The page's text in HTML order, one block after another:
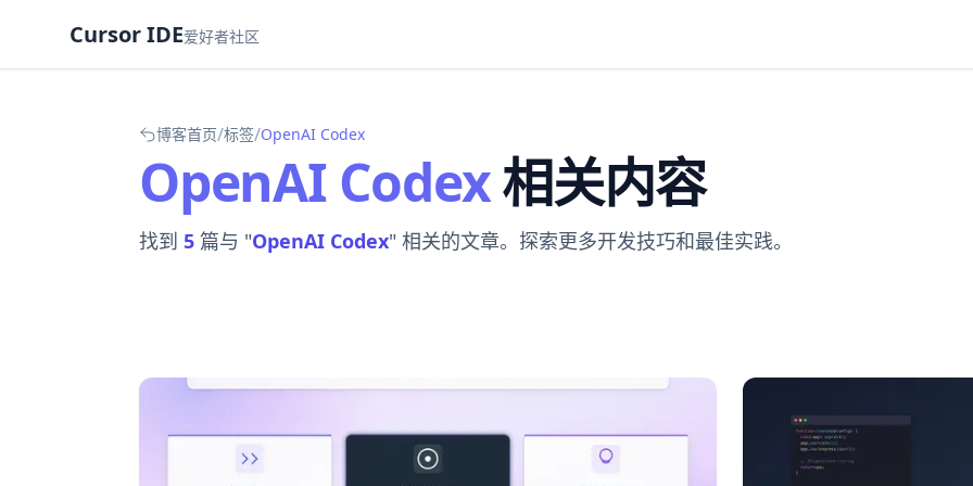
Cursor IDE爱好者社区
博客首页/标签/OpenAI Codex
OpenAI Codex相关内容
找到 5 篇与 "OpenAI Codex" 相关的文章。探索更多开发技巧和最佳实践。